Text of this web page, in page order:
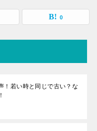
0
！若い時と同じで古い？な